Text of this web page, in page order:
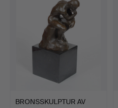
BRONSSKULPTUR AV